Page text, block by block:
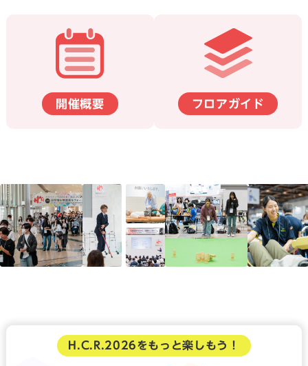
開催概要 フロアガイド
H.C.R.2026をもっと楽しもう！